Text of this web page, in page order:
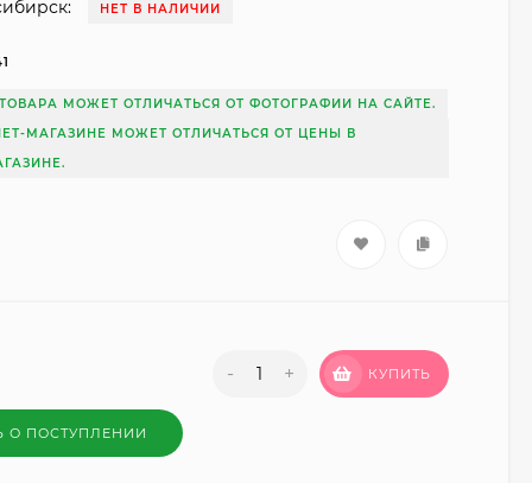
НЕТ В НАЛИЧИИ
МОЖЕТ ОТЛИЧАТЬСЯ ОТ ФОТОГРАФИИ НА САЙТЕ.
МАГАЗИНЕ МОЖЕТ ОТЛИЧАТЬСЯ ОТ ЦЕНЫ В
- + КУПИТЬ
О ПОСТУПЛЕНИИ